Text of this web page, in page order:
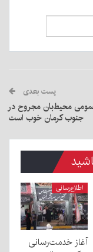
پست بعدی
محیط‌بان مجروح در
جنوب کرمان خوب است
اطلاع‌رسانی
آغاز خدمت‌رسانی